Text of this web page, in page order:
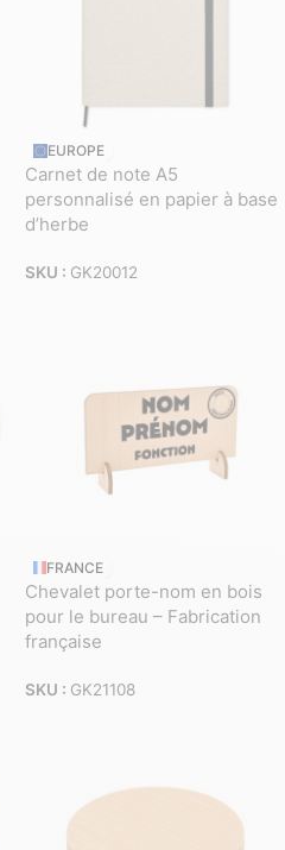
EUROPE
Carnet de note A5
personnalisé en papier à base
d’herbe
SKU : GK20012
FRANCE
Chevalet porte-nom en bois
pour le bureau – Fabrication
française
SKU : GK21108